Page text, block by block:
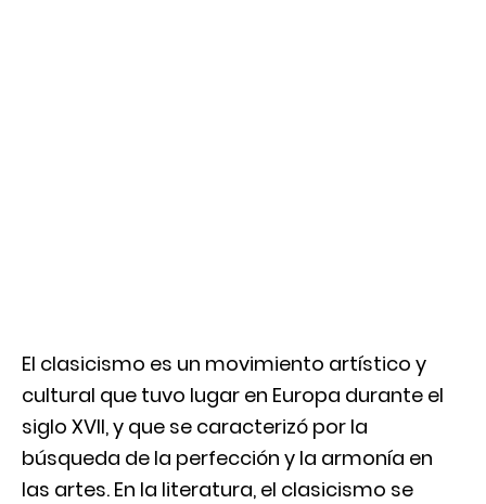
El clasicismo es un movimiento artístico y
cultural que tuvo lugar en Europa durante el
siglo XVII, y que se caracterizó por la
búsqueda de la perfección y la armonía en
las artes. En la literatura, el clasicismo se